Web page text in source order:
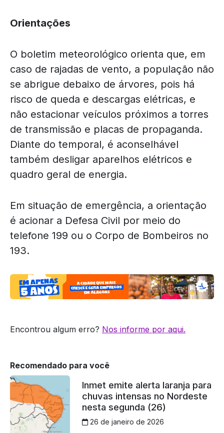
Orientações
O boletim meteorológico orienta que, em
caso de rajadas de vento, a população não
se abrigue debaixo de árvores, pois há
risco de queda e descargas elétricas, e
não estacionar veículos próximos a torres
de transmissão e placas de propaganda.
Diante do temporal, é aconselhável
também desligar aparelhos elétricos e
quadro geral de energia.
Em situação de emergência, a orientação
é acionar a Defesa Civil por meio do
telefone 199 ou o Corpo de Bombeiros no
193.
Encontrou algum erro? Nos informe por aqui.
Recomendado para você
Inmet emite alerta laranja para
chuvas intensas no Nordeste
nesta segunda (26)
26 de janeiro de 2026